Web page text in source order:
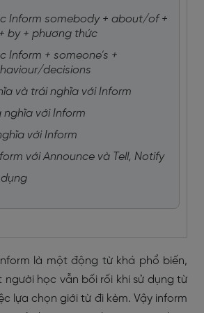
Inform somebody + about/of +
by + phương thức
Inform + someone’s +
decisions
và trái nghĩa với Inform
nghĩa với Inform
với Inform
với Announce và Tell, Notify
inform là một động từ khá phổ biến,
người học vẫn bối rối khi sử dụng từ
lựa chọn giới từ đi kèm. Vậy inform